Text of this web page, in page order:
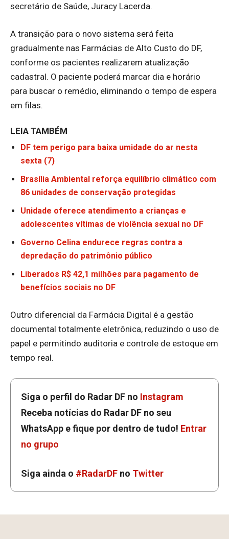
secretário de Saúde, Juracy Lacerda.
A transição para o novo sistema será feita
gradualmente nas Farmácias de Alto Custo do DF,
conforme os pacientes realizarem atualização
cadastral. O paciente poderá marcar dia e horário
para buscar o remédio, eliminando o tempo de espera
em filas.
LEIA TAMBÉM
DF tem perigo para baixa umidade do ar nesta
sexta (7)
Brasília Ambiental reforça equilíbrio climático com
86 unidades de conservação protegidas
Unidade oferece atendimento a crianças e
adolescentes vítimas de violência sexual no DF
Governo Celina endurece regras contra a
depredação do patrimônio público
Liberados R$ 42,1 milhões para pagamento de
benefícios sociais no DF
Outro diferencial da Farmácia Digital é a gestão
documental totalmente eletrônica, reduzindo o uso de
papel e permitindo auditoria e controle de estoque em
tempo real.
Siga o perfil do Radar DF no Instagram
Receba notícias do Radar DF no seu
WhatsApp e fique por dentro de tudo! Entrar
no grupo
Siga ainda o #RadarDF no Twitter